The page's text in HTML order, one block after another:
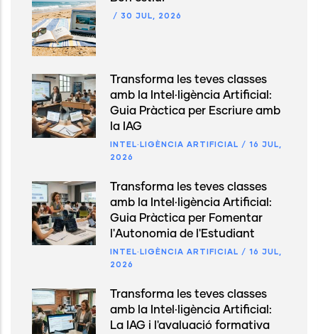
/ 30 JUL, 2026
Transforma les teves classes
amb la Intel·ligència Artificial:
Guia Pràctica per Escriure amb
la IAG
INTEL·LIGÈNCIA ARTIFICIAL / 16 JUL,
2026
Transforma les teves classes
amb la Intel·ligència Artificial:
Guia Pràctica per Fomentar
l'Autonomia de l'Estudiant
INTEL·LIGÈNCIA ARTIFICIAL / 16 JUL,
2026
Transforma les teves classes
amb la Intel·ligència Artificial:
La IAG i l'avaluació formativa